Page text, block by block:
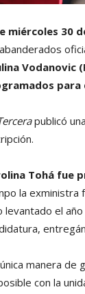
miércoles 30
Vodanovic
para
publicó
Tohá fue
la exministra
levantado el
única manera
con la